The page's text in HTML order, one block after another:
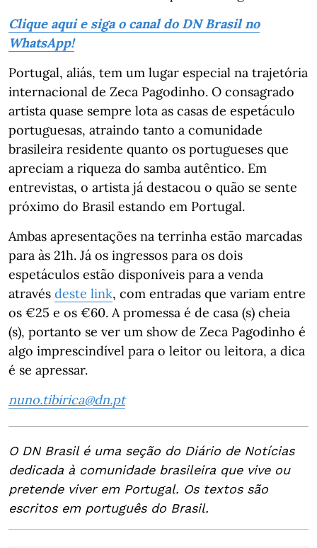
Clique aqui e siga o canal do DN Brasil no
WhatsApp!
Portugal, aliás, tem um lugar especial na trajetória
internacional de Zeca Pagodinho. O consagrado
artista quase sempre lota as casas de espetáculo
portuguesas, atraindo tanto a comunidade
brasileira residente quanto os portugueses que
apreciam a riqueza do samba autêntico. Em
entrevistas, o artista já destacou o quão se sente
próximo do Brasil estando em Portugal.
Ambas apresentações na terrinha estão marcadas
para às 21h. Já os ingressos para os dois
espetáculos estão disponíveis para a venda
através deste link, com entradas que variam entre
os €25 e os €60. A promessa é de casa (s) cheia
(s), portanto se ver um show de Zeca Pagodinho é
algo imprescindível para o leitor ou leitora, a dica
é se apressar.
nuno.tibirica@dn.pt
O DN Brasil é uma seção do Diário de Notícias
dedicada à comunidade brasileira que vive ou
pretende viver em Portugal. Os textos são
escritos em português do Brasil.